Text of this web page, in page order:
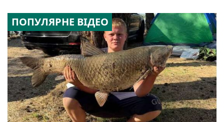
ПОПУЛЯРНЕ ВІДЕО